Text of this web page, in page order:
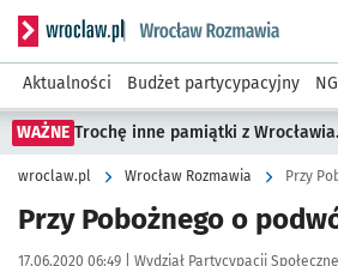
Serwis informacyjny wroclaw.pl
Aktualności Budżet partycypacyjny
WAŻNE Trochę inne pamiątki z
wroclaw.pl Wrocław Rozmawia Przy
Przy Pobożnego o
Data publikacji:
17.06.2020 06:49 | Autor:
Wydział Partycypacji